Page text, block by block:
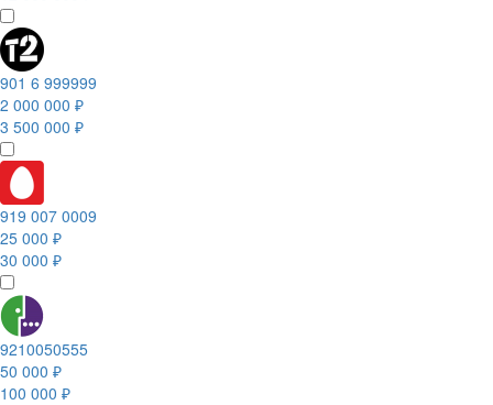
901 6 999999
2 000 000 ₽
3 500 000 ₽
919 007 0009
25 000 ₽
30 000 ₽
9210050555
50 000 ₽
100 000 ₽